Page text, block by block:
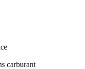
carburant